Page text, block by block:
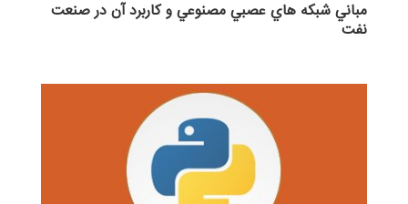
مباني شبكه هاي عصبي مصنوعي و كاربرد آن در صنعت
نفت